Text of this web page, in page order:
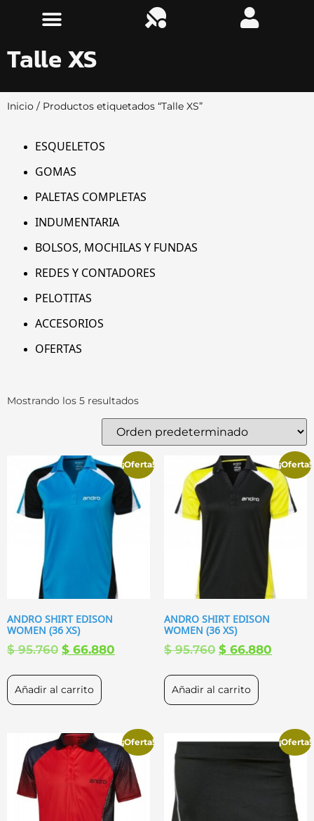
Talle XS
Inicio / Productos etiquetados “Talle XS”
ESQUELETOS
GOMAS
PALETAS COMPLETAS
INDUMENTARIA
BOLSOS, MOCHILAS Y FUNDAS
REDES Y CONTADORES
PELOTITAS
ACCESORIOS
OFERTAS
Mostrando los 5 resultados
¡Oferta!
ANDRO SHIRT EDISON
WOMEN (36 XS)
$95.760 $ 66.880
Añadir al carrito
¡Oferta!
ANDRO SHIRT EDISON
WOMEN (36 XS)
$95.760 $ 66.880
Añadir al carrito
¡Oferta! ¡Oferta!